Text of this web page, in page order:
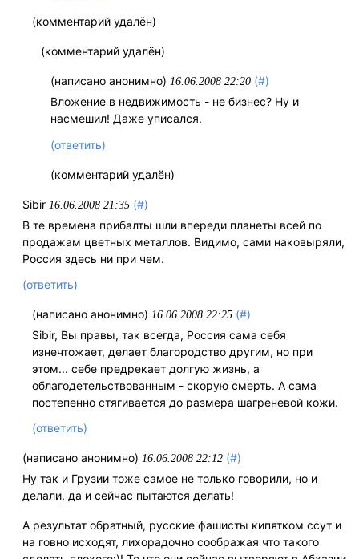
(комментарий удалён)
(комментарий удалён)
(написано анонимно) 16.06.2008 22:20 (#)
Вложение в недвижимость - не бизнес? Ну и
насмешил! Даже уписался.
(ответить)
(комментарий удалён)
Sibir 16.06.2008 21:35 (#)
В те времена прибалты шли впереди планеты всей по
продажам цветных металлов. Видимо, сами наковыряли,
Россия здесь ни при чем.
(ответить)
(написано анонимно) 16.06.2008 22:25 (#)
Sibir, Вы правы, так всегда, Россия сама себя
изнечтожает, делает благородство другим, но при
этом... себе предрекает долгую жизнь, а
облагодетельствованным - скорую смерть. А сама
постепенно стягивается до размера шагреневой кожи.
(ответить)
(написано анонимно) 16.06.2008 22:12 (#)
Ну так и Грузии тоже самое не только говорили, но и
делали, да и сейчас пытаются делать!
А результат обратный, русские фашисты кипятком ссут и
на говно исходят, лихорадочно соображая что такого